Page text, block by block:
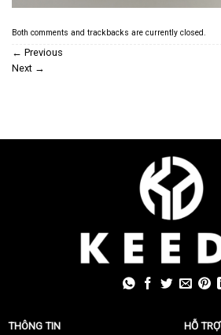
Both comments and trackbacks are currently closed.
← Previous
Next →
THÔNG TIN HỖ TRỢ